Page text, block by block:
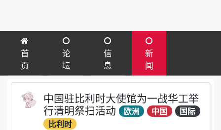
首
页
论
坛
信
息
新
闻
中国驻比利时大使馆为一战华工举
行清明祭扫活动 欧洲 中国
国际
比利时